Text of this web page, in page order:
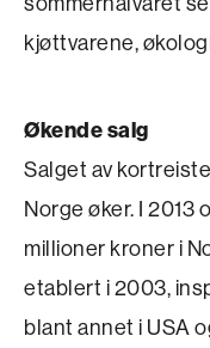
kjøttvarene,
Økende salg
Salget av
Norge øker. I 2013
millioner kroner i
etablert i 2003,
blant annet i USA